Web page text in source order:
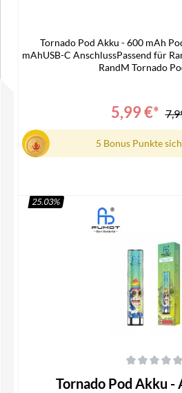
Tornado Pod Akku - 600 mAh
mAhUSB-C AnschlussPassend für
RandM Tornado
5,99 €*
5 Bonus Punkte
In den Warenkorb
25.03%
Tornado Pod Akku -